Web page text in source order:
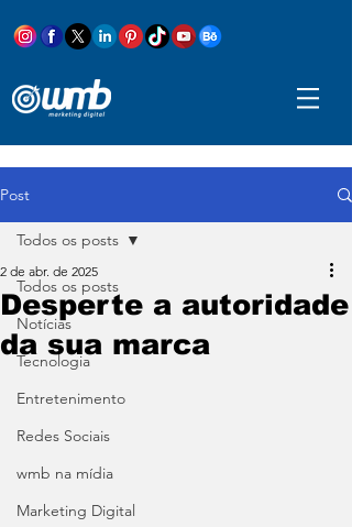
Post
Todos os posts
Notícias
Tecnologia
Entretenimento
Redes Sociais
wmb na mídia
Marketing Digital
Todos os posts
Desperte a autoridade
da sua marca
2 de abr. de 2025